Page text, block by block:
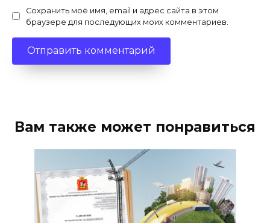
Сохранить моё имя, email и адрес сайта в этом
браузере для последующих моих комментариев.
Вам также может понравиться